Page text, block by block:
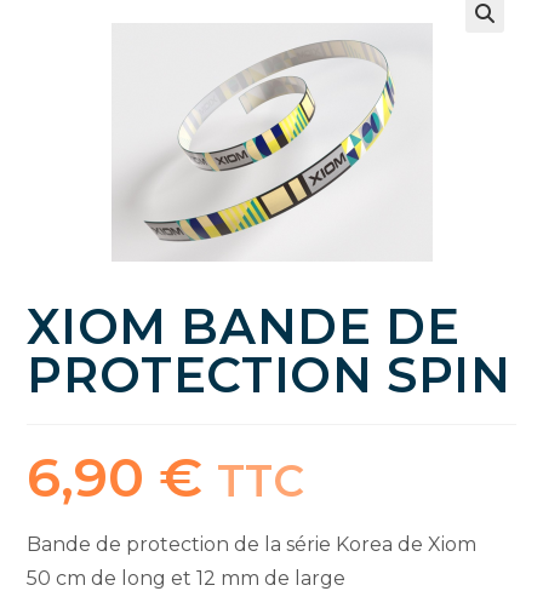
XIOM BANDE DE
PROTECTION SPIN
6,90 € TTC
Bande de protection de la série Korea de Xiom
50 cm de long et 12 mm de large